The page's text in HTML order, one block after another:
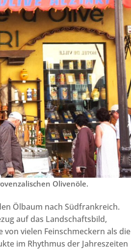
Olivenöle.
Ölbaum nach Südfrankreich.
auf das Landschaftsbild,
vielen Feinschmeckern als die
im Rhythmus der Jahreszeiten